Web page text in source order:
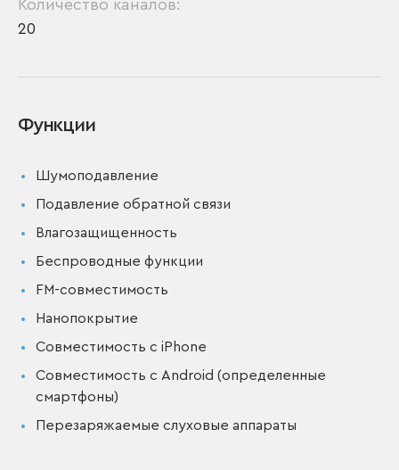
Количество каналов:
20
Функции
Шумоподавление
Подавление обратной связи
Влагозащищенность
Беспроводные функции
FM-совместимость
Нанопокрытие
Совместимость с iPhone
Совместимость с Android (определенные
смартфоны)
Перезаряжаемые слуховые аппараты